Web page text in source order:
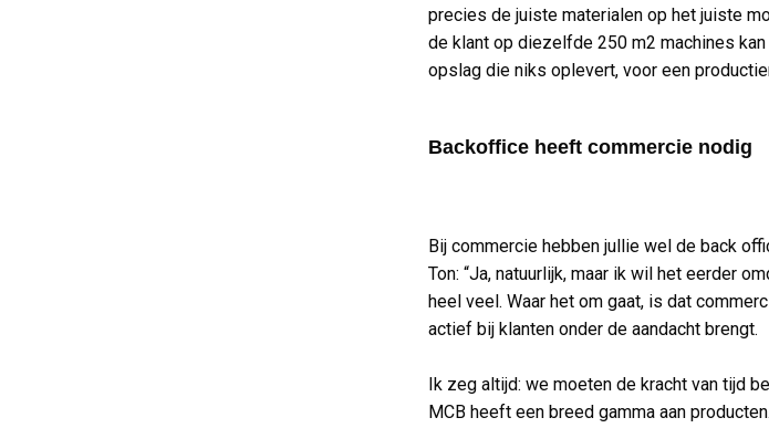
precies de juiste materialen op het juiste
de klant op diezelfde 250 m2 machines
opslag die niks oplevert, voor een
Backoffice heeft commercie nodig
Bij commercie hebben jullie wel de back
Ton: “Ja, natuurlijk, maar ik wil het eerder
heel veel. Waar het om gaat, is dat
actief bij klanten onder de aandacht brengt.
Ik zeg altijd: we moeten de kracht van tijd
MCB heeft een breed gamma aan